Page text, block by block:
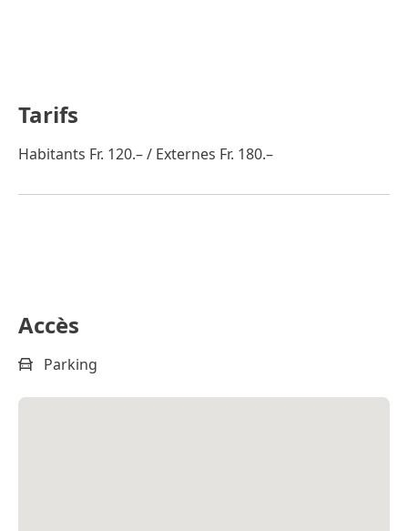
Tarifs
Habitants Fr. 120.– / Externes Fr. 180.–
Accès
Parking